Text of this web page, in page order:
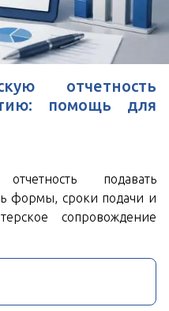
к
соглашаетесь с
отчетность
помощь для
подавать
формы, сроки подачи и
сопровождение